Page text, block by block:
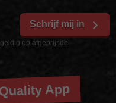
op afgeprijsde
Schrijf mij in
App